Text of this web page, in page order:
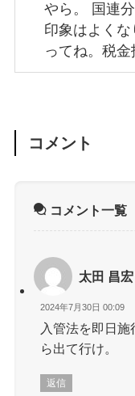
やら。 国連
印象はよく
ってね。税金
コメント
コメント一覧
太田 昌宏
2024年7月30日 00:09
入管法を即日
ら出て行け。
返信